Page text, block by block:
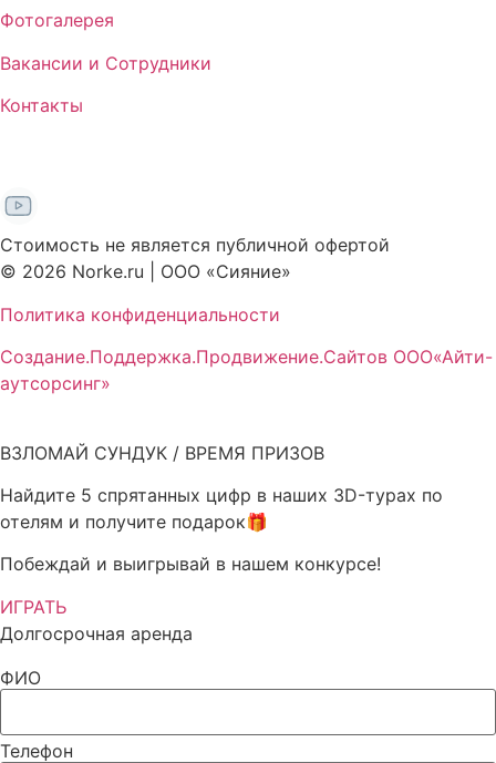
Фотогалерея
Вакансии и Сотрудники
Контакты
Стоимость не является публичной офертой
© 2026 Norke.ru | ООО «Сияние»
Политика конфиденциальности
Создание.Поддержка.Продвижение.Сайтов ООО«Айти-
аутсорсинг»
ВЗЛОМАЙ СУНДУК / ВРЕМЯ ПРИЗОВ
Найдите 5 спрятанных цифр в наших 3D-турах по
отелям и получите подарок🎁
Побеждай и выигрывай в нашем конкурсе!
ИГРАТЬ
Долгосрочная аренда
ФИО
Телефон